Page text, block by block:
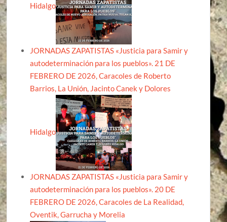
Hidalgo
JORNADAS ZAPATISTAS «Justicia para Samir y
autodeterminación para los pueblos». 21 DE
FEBRERO DE 2026, Caracoles de Roberto
Barrios, La Unión, Jacinto Canek y Dolores
Hidalgo
JORNADAS ZAPATISTAS «Justicia para Samir y
autodeterminación para los pueblos». 20 DE
FEBRERO DE 2026, Caracoles de La Realidad,
Oventik, Garrucha y Morelia